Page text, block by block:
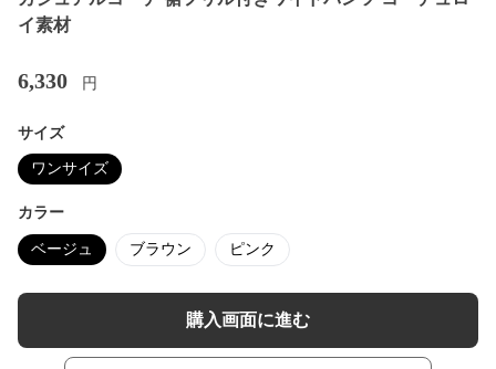
イ素材
6,330 円
サイズ
ワンサイズ
カラー
ベージュ ブラウン ピンク
購入画面に進む